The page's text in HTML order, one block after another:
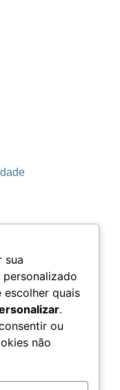
sua
quais
.
ou
não